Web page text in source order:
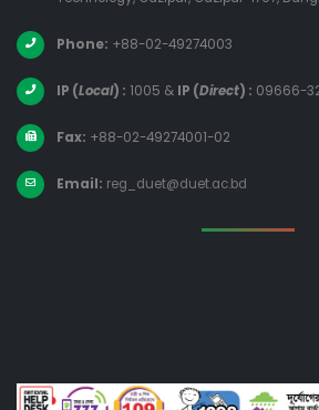
Phone: +88-02-49274003
IP (Local) : 1005 & IP (Direct) : 09666-
Fax: +88-02-49274001-02
Email: reg_duet@duet.ac.bd